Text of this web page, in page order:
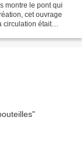
montre le pont qui
cet ouvrage
circulation était